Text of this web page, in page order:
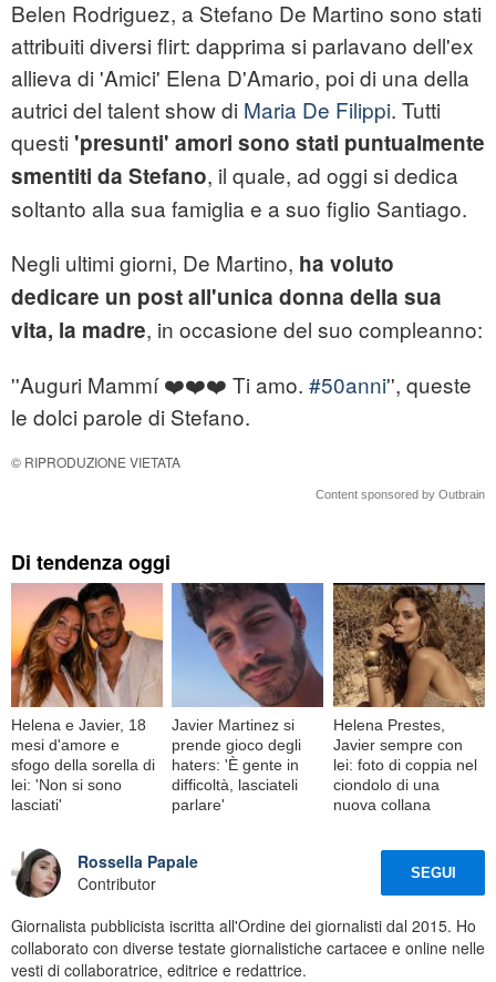
Belen Rodriguez, a Stefano De Martino sono stati
attribuiti diversi flirt: dapprima si parlavano dell'ex
allieva di 'Amici' Elena D'Amario, poi di una della
autrici del talent show di Maria De Filippi. Tutti
questi 'presunti' amori sono stati puntualmente
smentiti da Stefano, il quale, ad oggi si dedica
soltanto alla sua famiglia e a suo figlio Santiago.
Negli ultimi giorni, De Martino, ha voluto
dedicare un post all'unica donna della sua
vita, la madre, in occasione del suo compleanno:
''Auguri Mammí ❤️️❤️️❤️️ Ti amo. #50anni'', queste
le dolci parole di Stefano.
© RIPRODUZIONE VIETATA
Content sponsored by Outbrain
Di tendenza oggi
Helena e Javier, 18
mesi d'amore e
sfogo della sorella di
lei: 'Non si sono
lasciati'
Javier Martinez si
prende gioco degli
haters: 'È gente in
difficoltà, lasciateli
parlare'
Helena Prestes,
Javier sempre con
lei: foto di coppia nel
ciondolo di una
nuova collana
Rossella Papale
Contributor
SEGUI
Giornalista pubblicista iscritta all'Ordine dei giornalisti dal 2015. Ho
collaborato con diverse testate giornalistiche cartacee e online nelle
vesti di collaboratrice, editrice e redattrice.